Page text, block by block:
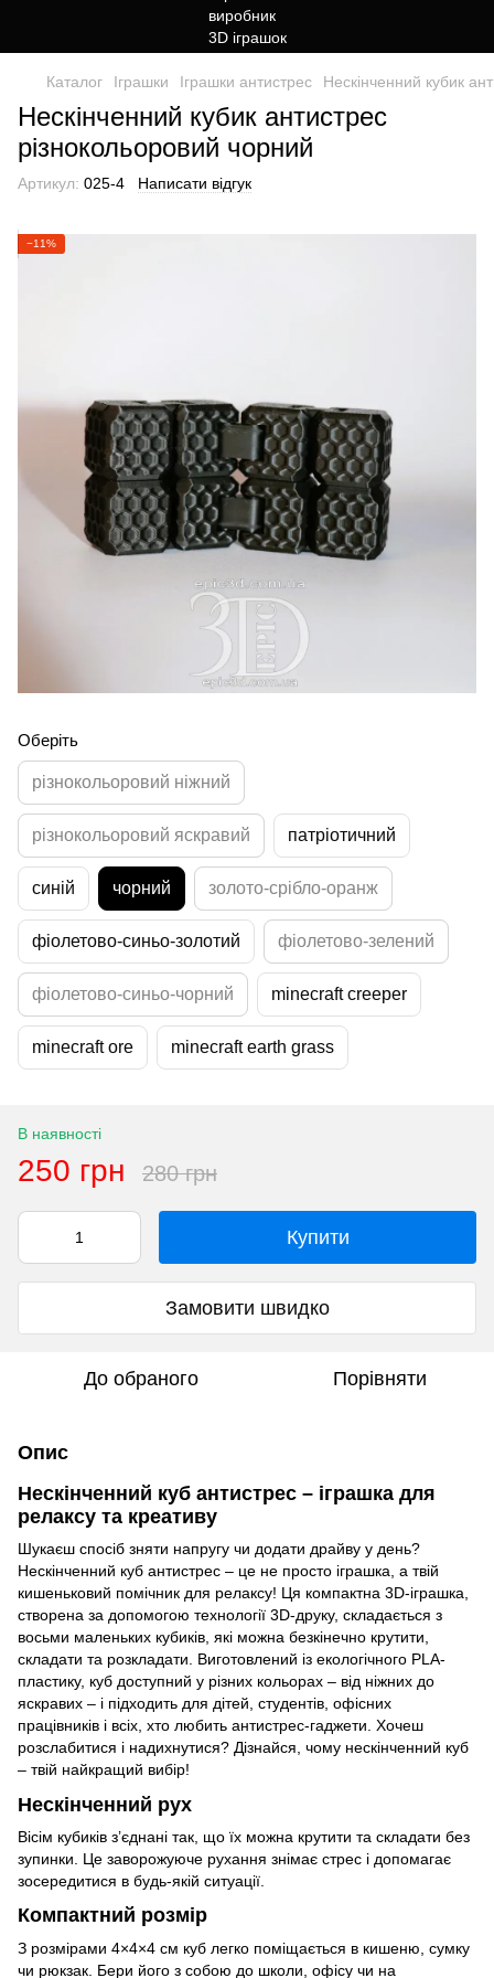
Каталог Іграшки Іграшки антистрес Нескінченний кубик
Нескінченний кубик антистрес
різнокольоровий чорний
Артикул: 025-4 Написати відгук
−11%
Оберіть
різнокольоровий ніжний
різнокольоровий яскравий патріотичний
синій чорний золото-срібло-оранж
фіолетово-синьо-золотий фіолетово-зелений
фіолетово-синьо-чорний minecraft creeper
minecraft ore minecraft earth grass
В наявності
250 грн 280 грн
Купити
Замовити швидко
До обраного Порівняти
Опис
Нескінченний куб антистрес – іграшка для
релаксу та креативу
Шукаєш спосіб зняти напругу чи додати драйву у день?
Нескінченний куб антистрес – це не просто іграшка, а твій
кишеньковий помічник для релаксу! Ця компактна 3D-іграшка,
створена за допомогою технології 3D-друку, складається з
восьми маленьких кубиків, які можна безкінечно крутити,
складати та розкладати. Виготовлений із екологічного PLA-
пластику, куб доступний у різних кольорах – від ніжних до
яскравих – і підходить для дітей, студентів, офісних
працівників і всіх, хто любить антистрес-гаджети. Хочеш
розслабитися і надихнутися? Дізнайся, чому нескінченний куб
– твій найкращий вибір!
Нескінченний рух
Вісім кубиків з’єднані так, що їх можна крутити та складати без
зупинки. Це заворожуюче рухання знімає стрес і допомагає
зосередитися в будь-якій ситуації.
Компактний розмір
З розмірами 4×4×4 см куб легко поміщається в кишеню, сумку
чи рюкзак. Бери його з собою до школи, офісу чи на